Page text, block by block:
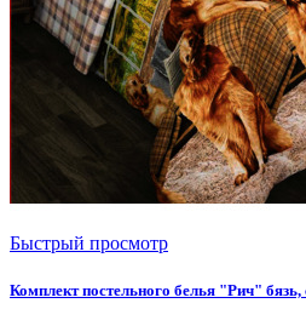
Быстрый просмотр
Комплект постельного белья "Рич" бязь,